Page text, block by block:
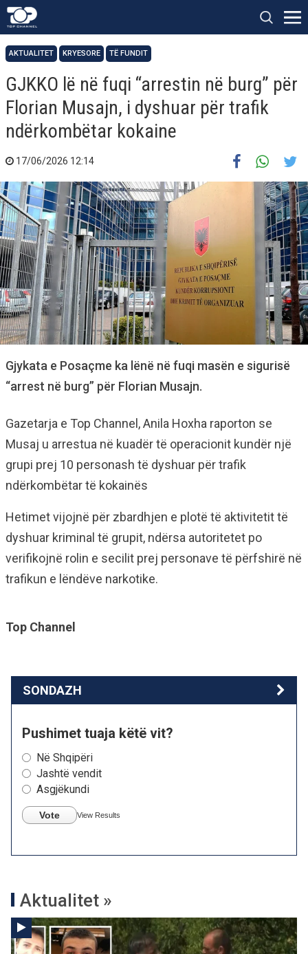
AKTUALITET KRYESORE TË FUNDIT
GJKKO lë në fuqi “arrestin në burg” për
Florian Musajn, i dyshuar për trafik
ndërkombëtar kokaine
17/06/2026 12:14
Gjykata e Posaçme ka lënë në fuqi masën e sigurisë
“arrest në burg” për Florian Musajn.
Gazetarja e Top Channel, Anila Hoxha raporton se
Musaj u arrestua në kuadër të operacionit kundër një
grupi prej 10 personash të dyshuar për trafik
ndërkombëtar të kokainës
Hetimet vijojnë për zbardhjen e plotë të aktivitetit të
dyshuar kriminal të grupit, ndërsa autoritetet po
verifikojnë rolin e secilit prej personave të përfshirë në
trafikun e lëndëve narkotike.
Top Channel
SONDAZH
Pushimet tuaja këtë vit?
Në Shqipëri
Jashtë vendit
Asgjëkundi
Vote View Results
Aktualitet »